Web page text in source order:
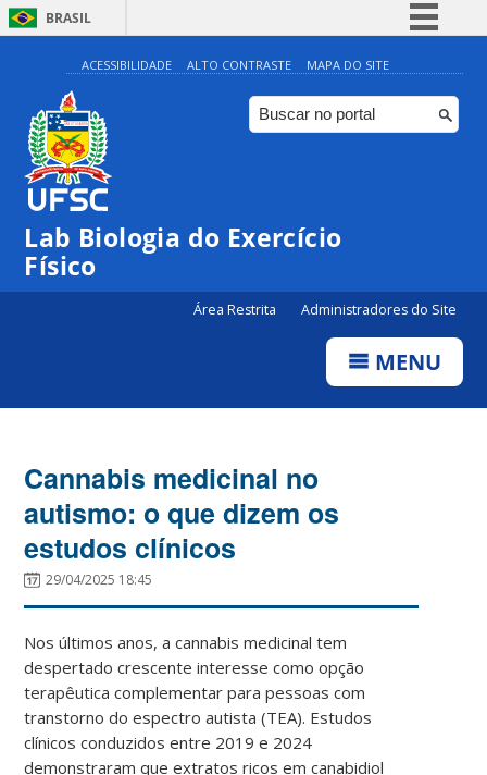
BRASIL
Simplifique!
Comunica BR
Participe
Canais
ACESSIBILIDADE ALTO CONTRASTE MAPA DO SITE
Lab Biologia do Exercício
Físico
Área Restrita Administradores do Site
MENU
Cannabis medicinal no
autismo: o que dizem os
estudos clínicos
29/04/2025 18:45
Nos últimos anos, a cannabis medicinal tem
despertado crescente interesse como opção
terapêutica complementar para pessoas com
transtorno do espectro autista (TEA). Estudos
clínicos conduzidos entre 2019 e 2024
demonstraram que extratos ricos em canabidiol